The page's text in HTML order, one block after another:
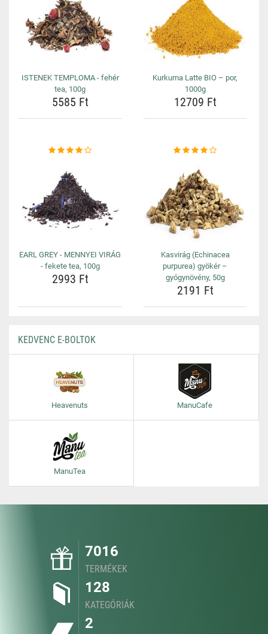
ISTENEK TEMPLOMA - fehér
tea, 100g
5585 Ft
Kurkuma Latte BIO – por,
1000g
12709 Ft
EARL GREY - MENNYEI VIRÁG
- fekete tea, 100g
2993 Ft
Kasvirág (Echinacea
purpurea) gyökér –
gyógynövény, 50g
2191 Ft
KEDVENC E-BOLTOK
Heavenuts ManuCafe
ManuTea
7016
TERMÉKEK
128
KATEGÓRIÁK
2